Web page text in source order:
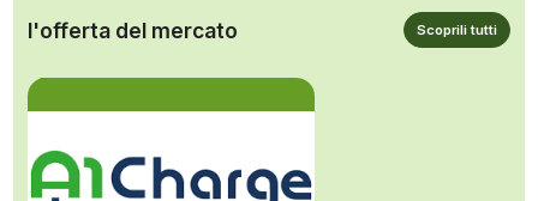
l'offerta del mercato Scoprili tutti